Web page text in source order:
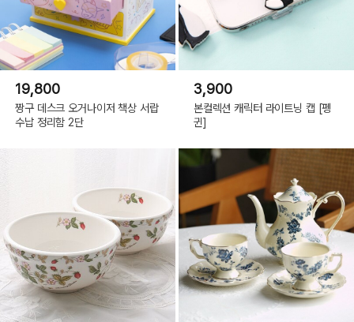
19,800
짱구 데스크 오거나이저 책상 서랍
수납 정리함 2단
3,900
본컬렉션 캐릭터 라이트닝 캡 [펭
귄]